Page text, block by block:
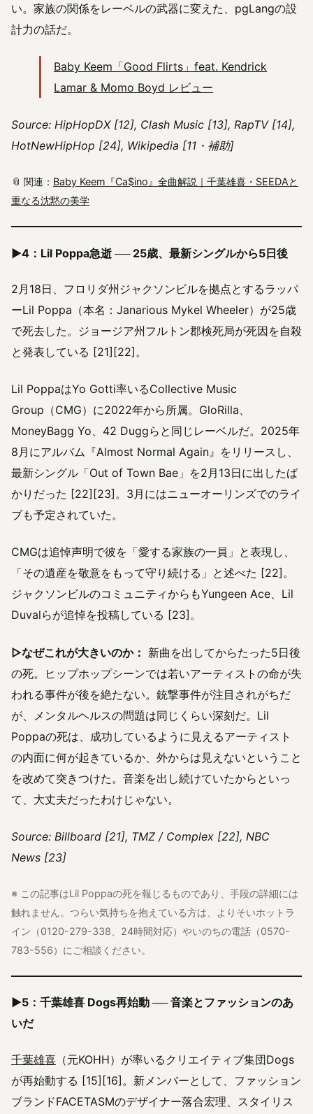
い。家族の関係をレーベルの武器に変えた、pgLangの設
計力の話だ。
Baby Keem「Good Flirts」feat. Kendrick
Lamar & Momo Boyd レビュー
Source: HipHopDX [12], Clash Music [13], RapTV [14],
HotNewHipHop [24], Wikipedia [11・補助]
📎 関連： Baby Keem『Ca$ino』全曲解説｜千葉雄喜・SEEDAと
重なる沈黙の美学
▶4：Lil Poppa急逝 ── 25歳、最新シングルから5日後
2月18日、フロリダ州ジャクソンビルを拠点とするラッパ
ーLil Poppa（本名：Janarious Mykel Wheeler）が25歳
で死去した。ジョージア州フルトン郡検死局が死因を自殺
と発表している [21][22]。
Lil PoppaはYo Gotti率いるCollective Music
Group（CMG）に2022年から所属。GloRilla、
MoneyBagg Yo、42 Duggらと同じレーベルだ。2025年
8月にアルバム『Almost Normal Again』をリリースし、
最新シングル「Out of Town Bae」を2月13日に出したば
かりだった [22][23]。3月にはニューオーリンズでのライ
ブも予定されていた。
CMGは追悼声明で彼を「愛する家族の一員」と表現し、
「その遺産を敬意をもって守り続ける」と述べた [22]。
ジャクソンビルのコミュニティからもYungeen Ace、Lil
Duvalらが追悼を投稿している [23]。
▷なぜこれが大きいのか： 新曲を出してからたった5日後
の死。ヒップホップシーンでは若いアーティストの命が失
われる事件が後を絶たない。銃撃事件が注目されがちだ
が、メンタルヘルスの問題は同じくらい深刻だ。Lil
Poppaの死は、成功しているように見えるアーティスト
の内面に何が起きているか、外からは見えないということ
を改めて突きつけた。音楽を出し続けていたからといっ
て、大丈夫だったわけじゃない。
Source: Billboard [21], TMZ / Complex [22], NBC
News [23]
※ この記事はLil Poppaの死を報じるものであり、手段の詳細には
触れません。つらい気持ちを抱えている方は、よりそいホットラ
イン（0120-279-338、24時間対応）やいのちの電話（0570-
783-556）にご相談ください。
▶5：千葉雄喜 Dogs再始動 ── 音楽とファッションのあ
いだ
千葉雄喜 （元KOHH）が率いるクリエイティブ集団Dogs
が再始動する [15][16]。新メンバーとして、ファッション
ブランドFACETASMのデザイナー落合宏理、スタイリス